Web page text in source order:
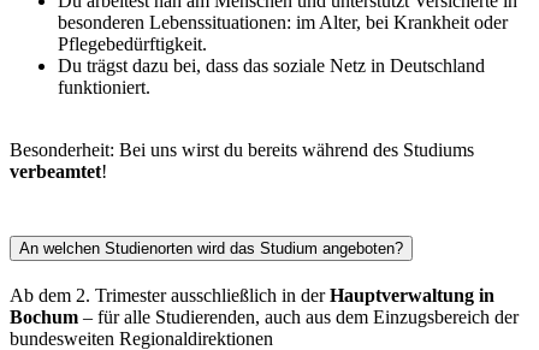
besonderen Lebenssituationen: im Alter, bei Krankheit oder
Pflegebedürftigkeit.
Du trägst dazu bei, dass das soziale Netz in Deutschland
funktioniert.
Besonderheit: Bei uns wirst du bereits während des Studiums
verbeamtet!
An welchen Studienorten wird das Studium angeboten?
Ab dem 2. Trimester ausschließlich in derHauptverwaltung in
Bochum – für alle Studierenden, auch aus dem Einzugsbereich der
bundesweiten Regionaldirektionen